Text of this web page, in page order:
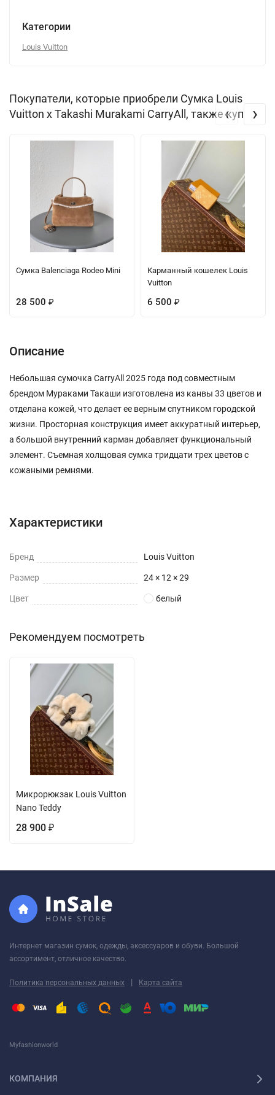
Категории
Louis Vuitton
Покупатели, которые приобрели Сумка Louis
Vuitton x Takashi Murakami CarryAll, также купили
Сумка Balenciaga Rodeo Mini
28 500 ₽
Карманный кошелек Louis
Vuitton
6 500 ₽
‹ ›
Описание
Небольшая сумочка CarryAll 2025 года под совместным
брендом Мураками Такаши изготовлена из канвы 33 цветов и
отделана кожей, что делает ее верным спутником городской
жизни. Просторная конструкция имеет аккуратный интерьер,
а большой внутренний карман добавляет функциональный
элемент. Съемная холщовая сумка тридцати трех цветов с
кожаными ремнями.
Характеристики
Бренд Louis Vuitton
Размер 24 × 12 × 29
Цвет белый
Рекомендуем посмотреть
Микрорюкзак Louis Vuitton
Nano Teddy
28 900 ₽
Интернет магазин сумок, одежды, аксессуаров и обуви. Большой
ассортимент, отличное качество.
Политика персональных данных | Карта сайта
Myfashionworld
КОМПАНИЯ